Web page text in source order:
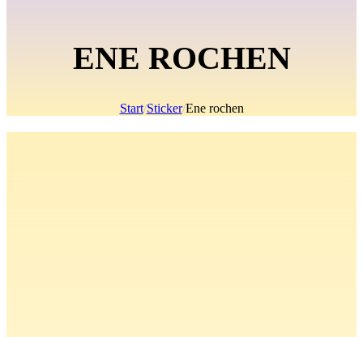
ENE ROCHEN
Start/Sticker/Ene rochen